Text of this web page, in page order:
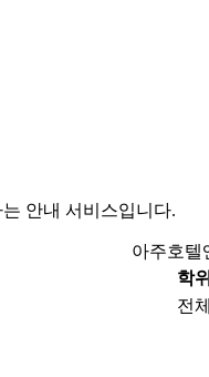
안내 서비스입니다.
아주호텔
학위
전체